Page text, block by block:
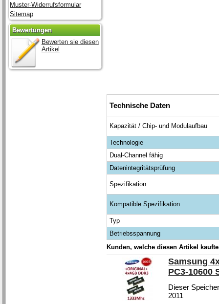
Technische Daten
Kapazität / Chip- und Modulaufbau
Technologie
Dual-Channel fähig
Datenintegritätsprüfung
Spezifikation
Kompatible Spezifikation
Typ
Betriebsspannung
Kunden, welche diesen Artikel
Samsung
PC3-10600
Dieser
2011
Muster-Widerrufsformular
Sitemap
Bewertungen
Bewerten sie diesen
Artikel